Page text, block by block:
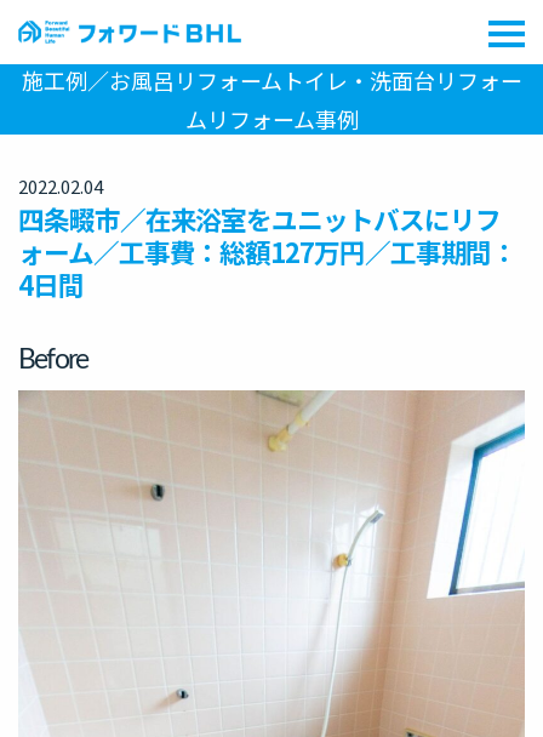
施工例／お風呂リフォームトイレ・洗面台リフォー
ムリフォーム事例
2022.02.04
四条畷市／在来浴室をユニットバスにリフ
ォーム／工事費：総額127万円／工事期間：
4日間
Before